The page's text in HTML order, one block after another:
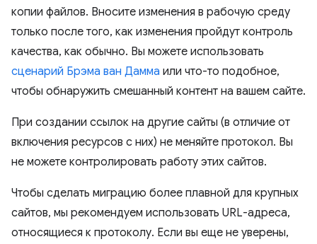
копии файлов. Вносите изменения в рабочую среду
только после того, как изменения пройдут контроль
качества, как обычно. Вы можете использовать
сценарий Брэма ван Дамма или что-то подобное,
чтобы обнаружить смешанный контент на вашем сайте.
При создании ссылок на другие сайты (в отличие от
включения ресурсов с них) не меняйте протокол. Вы
не можете контролировать работу этих сайтов.
Чтобы сделать миграцию более плавной для крупных
сайтов, мы рекомендуем использовать URL-адреса,
относящиеся к протоколу. Если вы еще не уверены,